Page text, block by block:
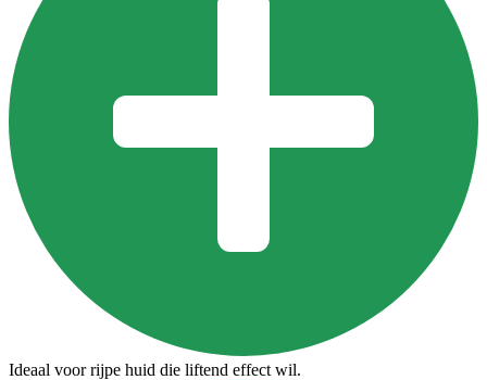
Ideaal voor rijpe huid die liftend effect wil.